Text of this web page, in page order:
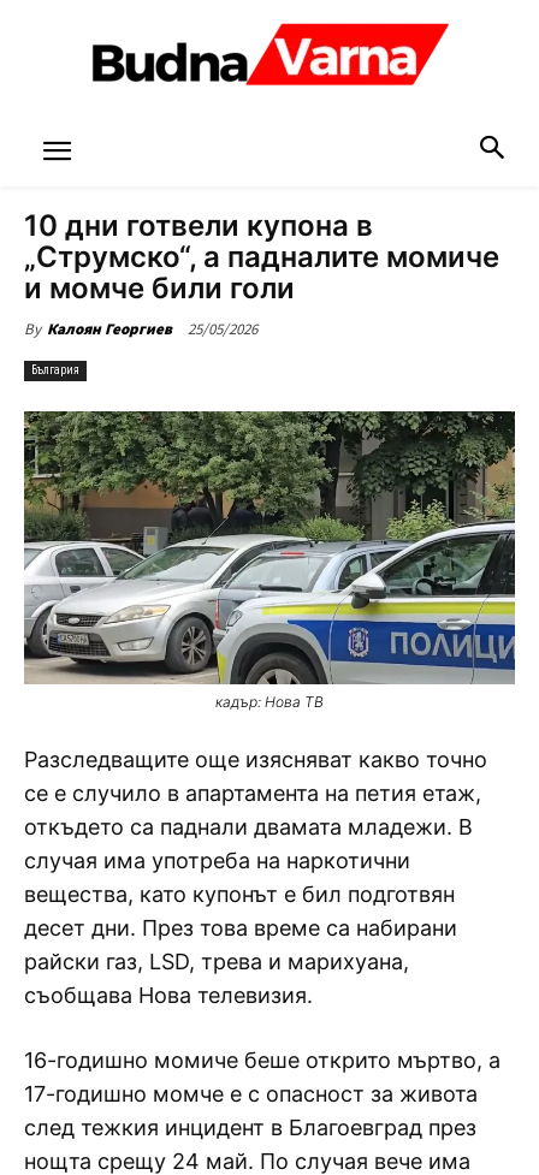
10 дни готвели купона в
„Струмско“, а падналите момиче
и момче били голи
By Калоян Георгиев 25/05/2026
България
кадър: Нова ТВ
Разследващите още изясняват какво точно
се е случило в апартамента на петия етаж,
откъдето са паднали двамата младежи. В
случая има употреба на наркотични
вещества, като купонът е бил подготвян
десет дни. През това време са набирани
райски газ, LSD, трева и марихуана,
съобщава Нова телевизия.
16-годишно момиче беше открито мъртво, а
17-годишно момче е с опасност за живота
след тежкия инцидент в Благоевград през
нощта срещу 24 май. По случая вече има